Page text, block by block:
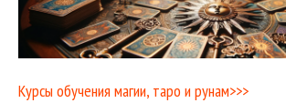
Курсы обучения магии, таро и рунам>>>